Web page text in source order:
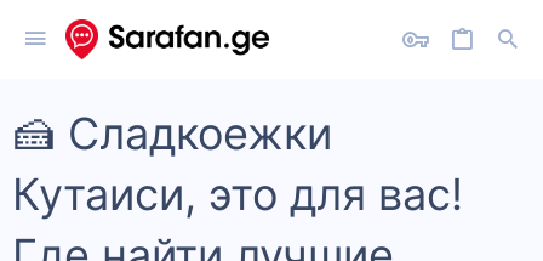
🍰 Сладкоежки
Кутаиси, это для вас!